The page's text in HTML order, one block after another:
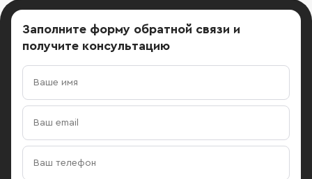
Заполните форму обратной связи и
получите консультацию